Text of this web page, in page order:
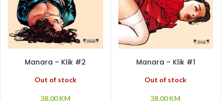
Manara – Klik #2
Out of stock
38,00KM
Manara – Klik #1
Out of stock
38,00KM